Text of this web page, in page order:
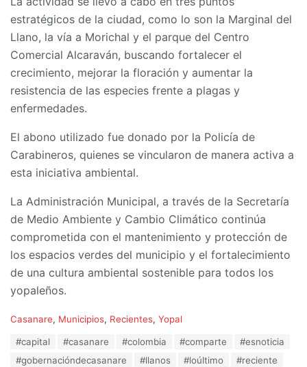
estratégicos de la ciudad, como lo son la Marginal del
Llano, la vía a Morichal y el parque del Centro
Comercial Alcaraván, buscando fortalecer el
crecimiento, mejorar la floración y aumentar la
resistencia de las especies frente a plagas y
enfermedades.
El abono utilizado fue donado por la Policía de
Carabineros, quienes se vincularon de manera activa a
esta iniciativa ambiental.
La Administración Municipal, a través de la Secretaría
de Medio Ambiente y Cambio Climático continúa
comprometida con el mantenimiento y protección de
los espacios verdes del municipio y el fortalecimiento
de una cultura ambiental sostenible para todos los
yopaleños.
C
Casanare, Municipios, Recientes, Yopal
#capital #casanare #colombia #comparte
#esnoticia
#gobernacióndecasanare
#llanos #loúltimo
#reciente